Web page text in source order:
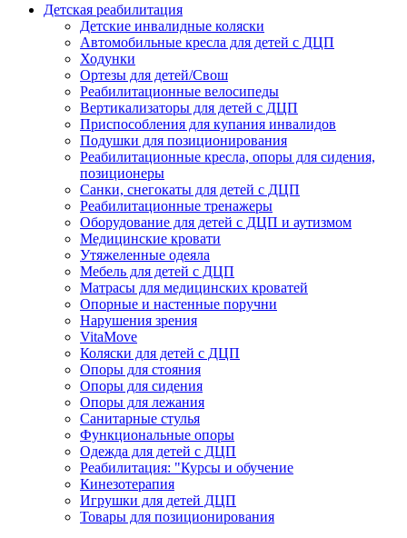
Детская реабилитация
Детские инвалидные коляски
Автомобильные кресла для детей с ДЦП
Ходунки
Ортезы для детей/Свош
Реабилитационные велосипеды
Вертикализаторы для детей с ДЦП
Приспособления для купания инвалидов
Подушки для позиционирования
Реабилитационные кресла, опоры для сидения,
позиционеры
Санки, снегокаты для детей с ДЦП
Реабилитационные тренажеры
Оборудование для детей с ДЦП и аутизмом
Медицинские кровати
Утяжеленные одеяла
Мебель для детей с ДЦП
Матрасы для медицинских кроватей
Опорные и настенные поручни
Нарушения зрения
VitaMove
Коляски для детей с ДЦП
Опоры для стояния
Опоры для сидения
Опоры для лежания
Санитарные стулья
Функциональные опоры
Одежда для детей с ДЦП
Реабилитация: "Курсы и обучение
Кинезотерапия
Игрушки для детей ДЦП
Товары для позиционирования